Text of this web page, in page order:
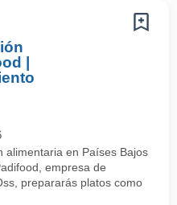
|
alimentaria en Países Bajos
empresa de
prepararás platos como